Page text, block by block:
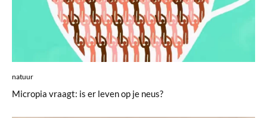
natuur
Micropia vraagt: is er leven op je neus?